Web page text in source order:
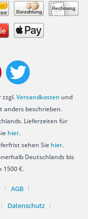
zzgl.Versandkosten und
anders beschrieben.
Lieferzeiten für
hier.
sehen Sie hier.
Deutschlands bis
1500 €.
AGB
Datenschutz